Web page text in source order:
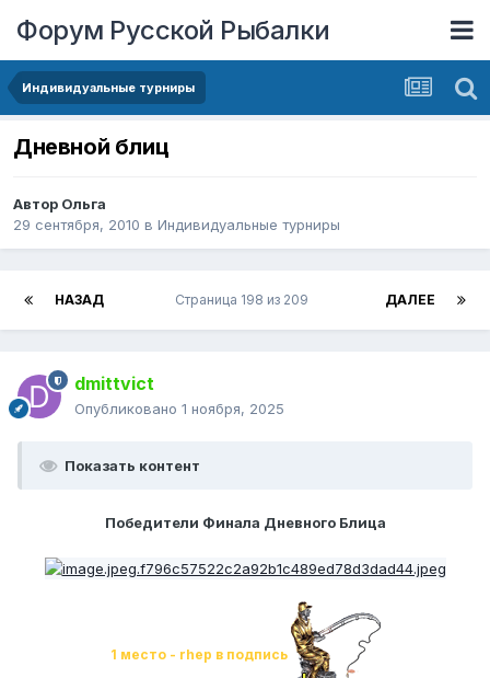
Форум Русской Рыбалки
Индивидуальные турниры
Дневной блиц
Автор Ольга
29 сентября, 2010 в Индивидуальные турниры
НАЗАД ДАЛЕЕ
Страница 198 из 209
dmittvict
Опубликовано 1 ноября, 2025
Показать контент
Победители Финала Дневного Блица
1 место - rhep в подпись